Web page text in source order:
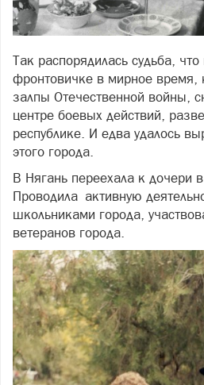
Так распорядилась судьба,
фронтовичке в мирное время,
залпы Отечественной войны,
центре боевых действий,
республике. И едва удалось
этого города.
В Нягань переехала к дочери
Проводила активную
школьниками города,
ветеранов города.